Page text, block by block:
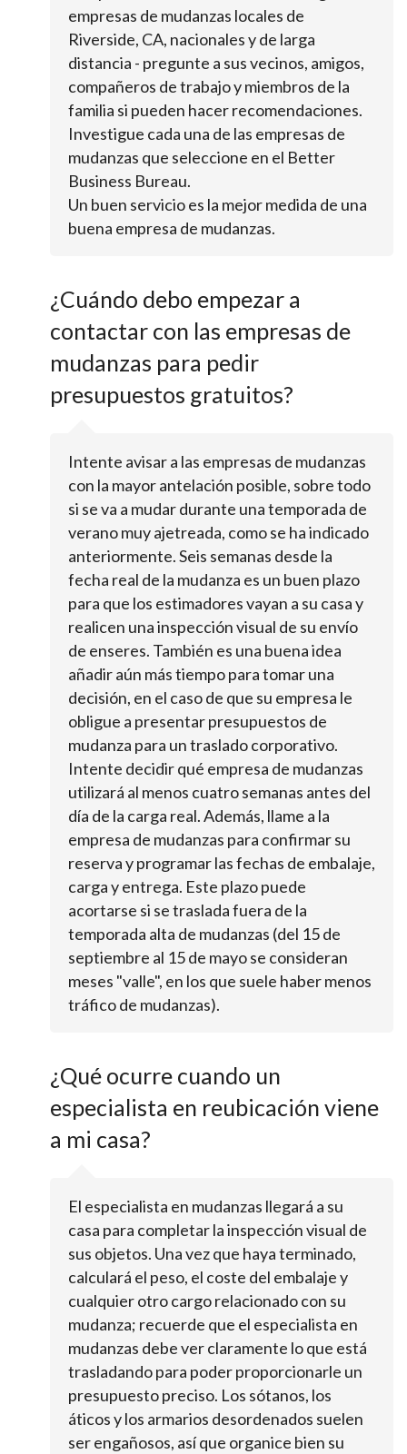
empresas de mudanzas locales de
Riverside, CA, nacionales y de larga
distancia - pregunte a sus vecinos, amigos,
compañeros de trabajo y miembros de la
familia si pueden hacer recomendaciones.
Investigue cada una de las empresas de
mudanzas que seleccione en el Better
Business Bureau.
Un buen servicio es la mejor medida de una
buena empresa de mudanzas.
¿Cuándo debo empezar a
contactar con las empresas de
mudanzas para pedir
presupuestos gratuitos?
Intente avisar a las empresas de mudanzas
con la mayor antelación posible, sobre todo
si se va a mudar durante una temporada de
verano muy ajetreada, como se ha indicado
anteriormente. Seis semanas desde la
fecha real de la mudanza es un buen plazo
para que los estimadores vayan a su casa y
realicen una inspección visual de su envío
de enseres. También es una buena idea
añadir aún más tiempo para tomar una
decisión, en el caso de que su empresa le
obligue a presentar presupuestos de
mudanza para un traslado corporativo.
Intente decidir qué empresa de mudanzas
utilizará al menos cuatro semanas antes del
día de la carga real. Además, llame a la
empresa de mudanzas para confirmar su
reserva y programar las fechas de embalaje,
carga y entrega. Este plazo puede
acortarse si se traslada fuera de la
temporada alta de mudanzas (del 15 de
septiembre al 15 de mayo se consideran
meses "valle", en los que suele haber menos
tráfico de mudanzas).
¿Qué ocurre cuando un
especialista en reubicación viene
a mi casa?
El especialista en mudanzas llegará a su
casa para completar la inspección visual de
sus objetos. Una vez que haya terminado,
calculará el peso, el coste del embalaje y
cualquier otro cargo relacionado con su
mudanza; recuerde que el especialista en
mudanzas debe ver claramente lo que está
trasladando para poder proporcionarle un
presupuesto preciso. Los sótanos, los
áticos y los armarios desordenados suelen
ser engañosos, así que organice bien su